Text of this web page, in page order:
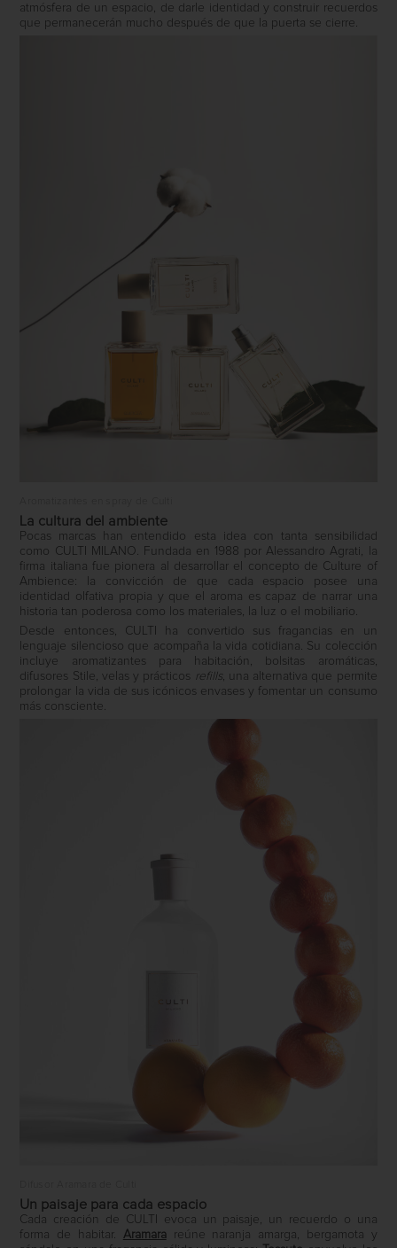
atmósfera de un espacio, de darle identidad y construir recuerdos
que permanecerán mucho después de que la puerta se cierre.
La cultura del ambiente
Pocas marcas han entendido esta idea con tanta sensibilidad
como CULTI MILANO. Fundada en 1988 por Alessandro Agrati, la
firma italiana fue pionera al desarrollar el concepto de Culture of
Ambience: la convicción de que cada espacio posee una
identidad olfativa propia y que el aroma es capaz de narrar una
historia tan poderosa como los materiales, la luz o el mobiliario.
Desde entonces, CULTI ha convertido sus fragancias en un
lenguaje silencioso que acompaña la vida cotidiana. Su colección
incluye aromatizantes para habitación, bolsitas aromáticas,
difusores Stile, velas y prácticos refills, una alternativa que permite
prolongar la vida de sus icónicos envases y fomentar un consumo
más consciente.
Un paisaje para cada espacio
Cada creación de CULTI evoca un paisaje, un recuerdo o una
forma de habitar. Aramara
reúne naranja amarga, bergamota y